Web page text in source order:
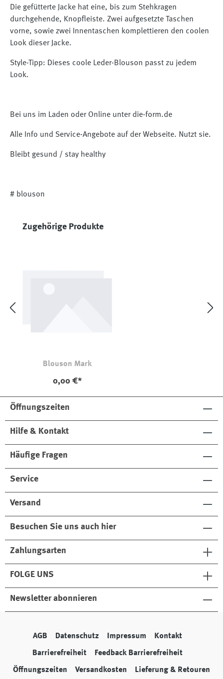
Die gefütterte Jacke hat eine, bis zum Stehkragen
durchgehende, Knopfleiste. Zwei aufgesetzte Taschen
vorne, sowie zwei Innentaschen komplettieren den coolen
Look dieser Jacke.
Style-Tipp: Dieses coole Leder-Blouson passt zu jedem
Look.
Bei uns im Laden oder Online unter die-form.de
Alle Info und Service-Angebote auf der Webseite. Nutzt sie.
Bleibt gesund / stay healthy
# blouson
Produktgalerie überspringen
Zugehörige Produkte
Blouson Mark
0,00 €*
Öffnungszeiten
Hilfe & Kontakt
Häufige Fragen
Service
Versand
Besuchen Sie uns auch hier
Zahlungsarten
FOLGE UNS
Newsletter abonnieren
AGB Datenschutz Impressum Kontakt
Barrierefreiheit Feedback Barrierefreiheit
Öffnungszeiten Versandkosten Lieferung & Retouren